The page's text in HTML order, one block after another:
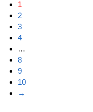
1
2
3
4
…
8
9
10
→